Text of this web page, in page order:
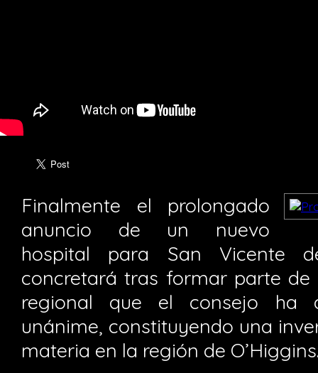
Finalmente el prolongado
anuncio de un nuevo
hospital para San Vicente
concretará tras formar parte
regional que el consejo ha
unánime, constituyendo una
materia en la región de